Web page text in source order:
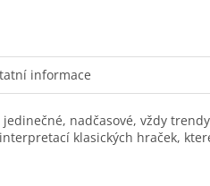
informace
jedinečné, nadčasové, vždy
klasických hraček,